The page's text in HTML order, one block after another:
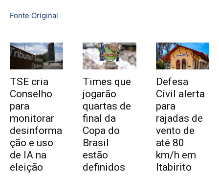
Fonte Original
TSE cria
Conselho
para
monitorar
desinforma
ção e uso
de IA na
eleição
Times que
jogarão
quartas de
final da
Copa do
Brasil
estão
definidos
Defesa
Civil alerta
para
rajadas de
vento de
até 80
km/h em
Itabirito